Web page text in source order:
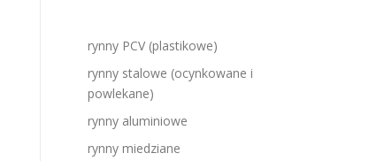
rynny PCV (plastikowe)
rynny stalowe (ocynkowane i
powlekane)
rynny aluminiowe
rynny miedziane